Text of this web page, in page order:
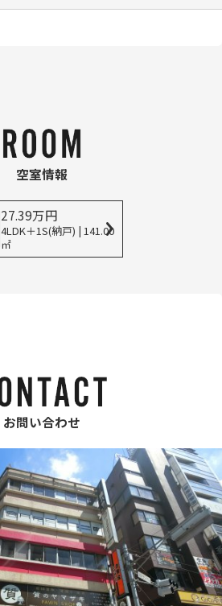
空室情報
27.39万円
4LDK＋1S(納戸) | 141.00
㎡
お問い合わせ